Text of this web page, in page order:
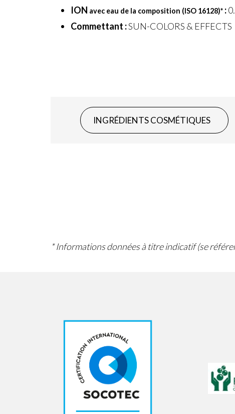
ION avec eau de la composition (ISO 16128)*:
Commettant :SUN-COLORS & EFFECTS
INGRÉDIENTS COSMÉTIQUES
* Informations données à titre indicatif (se